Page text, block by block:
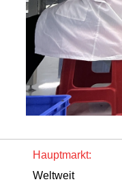
Hauptmarkt:
Weltweit